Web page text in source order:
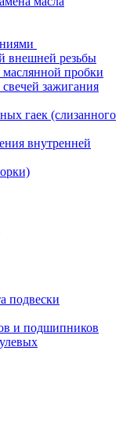
внешней резьбы
маслянной пробки
зажигания
гаек (слизанного
внутренней
подвески
и подшипников